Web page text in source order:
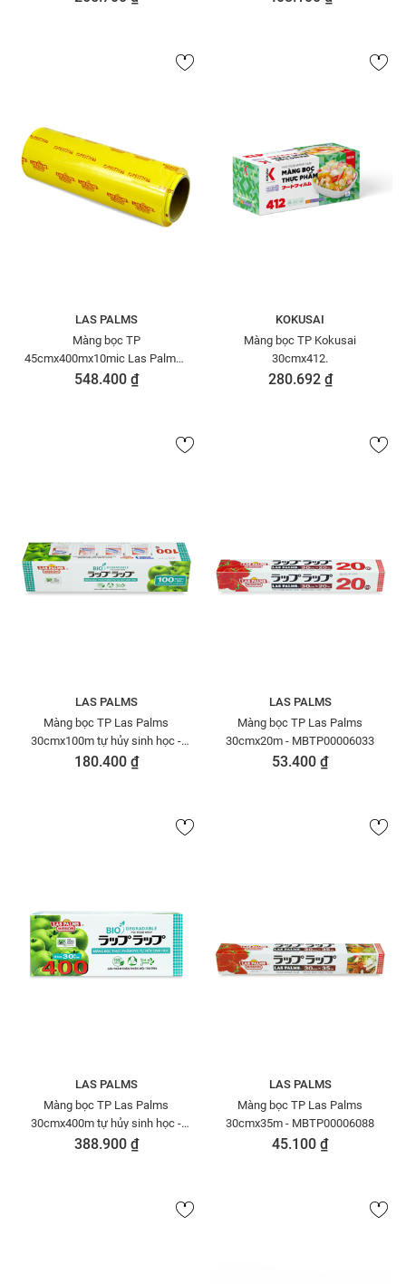
LAS PALMS
Màng bọc TP
45cmx400mx10mic Las Palms -
MBTP00000043-VN
548.400 ₫
KOKUSAI
Màng bọc TP Kokusai
30cmx412.
280.692 ₫
LAS PALMS
Màng bọc TP Las Palms
30cmx100m tự hủy sinh học -
MBTP00006187
180.400 ₫
LAS PALMS
Màng bọc TP Las Palms
30cmx20m - MBTP00006033
53.400 ₫
LAS PALMS
Màng bọc TP Las Palms
30cmx400m tự hủy sinh học -
MBTP00006385
388.900 ₫
LAS PALMS
Màng bọc TP Las Palms
30cmx35m - MBTP00006088
45.100 ₫